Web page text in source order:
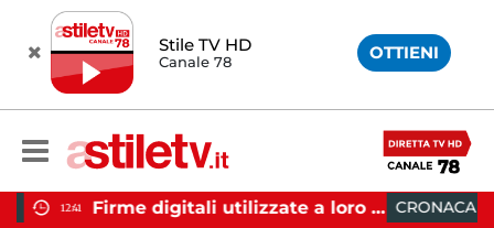
Stile TV HD
Canale 78 OTTIENI
Firme digitali utilizzate a loro insaputa: 9 indagati nel Vallo di Diano CRONACA 11:33